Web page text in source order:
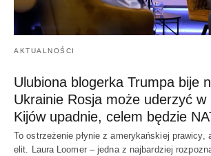
AKTUALNOŚCI
Ulubiona blogerka Trumpa bije
Ukrainie Rosja może uderzyć w
Kijów upadnie, celem będzie
To ostrzeżenie płynie z amerykańskiej prawicy,
elit. Laura Loomer – jedna z najbardziej